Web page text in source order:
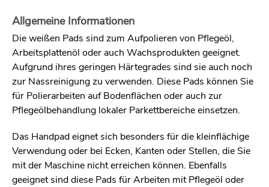
Allgemeine Informationen
Die weißen Pads sind zum Aufpolieren von Pflegeöl,
Arbeitsplattenöl oder auch Wachsprodukten geeignet.
Aufgrund ihres geringen Härtegrades sind sie auch noch
zur Nassreinigung zu verwenden. Diese Pads können Sie
für Polierarbeiten auf Bodenflächen oder auch zur
Pflegeölbehandlung lokaler Parkettbereiche einsetzen.
Das Handpad eignet sich besonders für die kleinflächige
Verwendung oder bei Ecken, Kanten oder Stellen, die Sie
mit der Maschine nicht erreichen können. Ebenfalls
geeignet sind diese Pads für Arbeiten mit Pflegeöl oder